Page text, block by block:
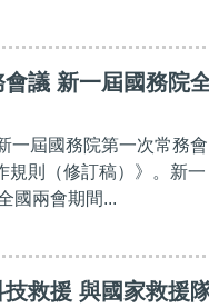
會議 新一屆國務院
一屆國務院第一次常務會
規則（修訂稿）》。新一
國兩會期間...
技救援 與國家救援